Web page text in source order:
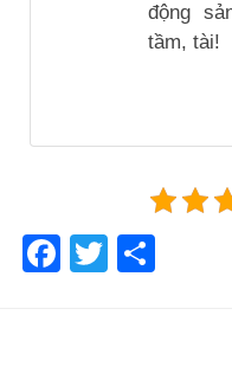
động
tầm, tài!
Facebook
Twitter